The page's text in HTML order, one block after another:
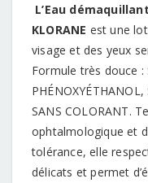
L’Eau
KLORANE est une
visage et des yeux
Formule très douce :
SANS COLORANT.
ophtalmologique et
tolérance, elle
délicats et permet